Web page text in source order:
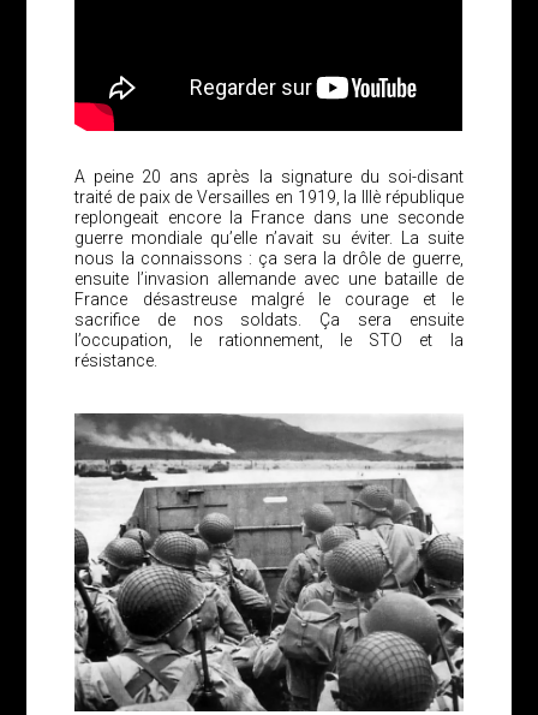
A peine 20 ans après la signature du soi-disant
traité de paix de Versailles en 1919, la IIIè république
replongeait encore la France dans une seconde
guerre mondiale qu’elle n’avait su éviter. La suite
nous la connaissons : ça sera la drôle de guerre,
ensuite l’invasion allemande avec une bataille de
France désastreuse malgré le courage et le
sacrifice de nos soldats. Ça sera ensuite
l’occupation, le rationnement, le STO et la
résistance.